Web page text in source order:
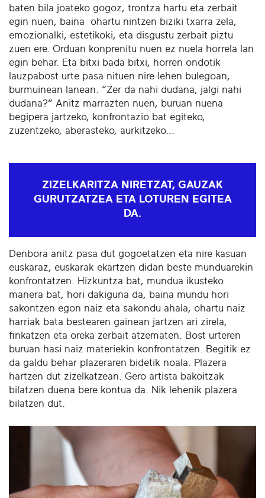
baten bila joateko gogoz, trontza hartu eta zerbait
egin nuen, baina ohartu nintzen biziki txarra zela,
emozionalki, estetikoki, eta disgustu zerbait piztu
zuen ere. Orduan konprenitu nuen ez nuela horrela lan
egin behar. Eta bitxi bada bitxi, horren ondotik
lauzpabost urte pasa nituen nire lehen bulegoan,
burmuinean lanean. “Zer da nahi dudana, jalgi nahi
dudana?” Anitz marrazten nuen, buruan nuena
begipera jartzeko, konfrontazio bat egiteko,
zuzentzeko, aberasteko, aurkitzeko...
ZIZELKARITZA NIRETZAT, GAUZAK
GURUTZATZEA ETA LOTUREN EGITEA
DA.
Denbora anitz pasa dut gogoetatzen eta nire kasuan
euskaraz, euskarak ekartzen didan beste munduarekin
konfrontatzen. Hizkuntza bat, mundua ikusteko
manera bat, hori dakiguna da, baina mundu hori
sakontzen egon naiz eta sakondu ahala, ohartu naiz
harriak bata bestearen gainean jartzen ari zirela,
finkatzen eta oreka zerbait atzematen. Bost urteren
buruan hasi naiz materiekin konfrontatzen. Begitik ez
da galdu behar plazeraren bidetik noala. Plazera
hartzen dut zizelkatzean. Gero artista bakoitzak
bilatzen duena bere kontua da. Nik lehenik plazera
bilatzen dut.